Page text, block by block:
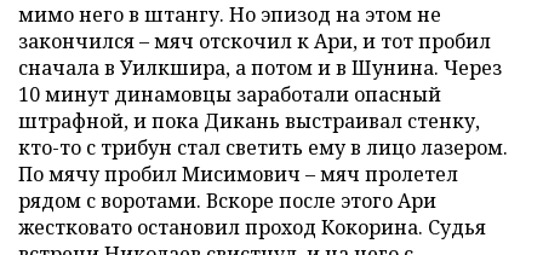
мимо него в штангу. Но эпизод на этом не
закончился – мяч отскочил к Ари, и тот пробил
сначала в Уилкшира, а потом и в Шунина. Через
10 минут динамовцы заработали опасный
штрафной, и пока Дикань выстраивал стенку,
кто-то с трибун стал светить ему в лицо лазером.
По мячу пробил Мисимович – мяч пролетел
рядом с воротами. Вскоре после этого Ари
жестковато остановил проход Кокорина. Судья